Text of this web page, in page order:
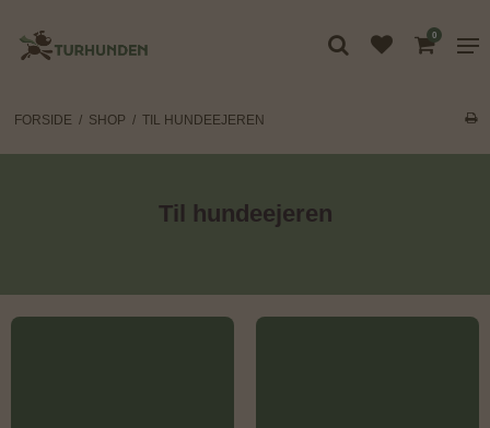
0
FORSIDE / SHOP / TIL HUNDEEJEREN
Til hundeejeren